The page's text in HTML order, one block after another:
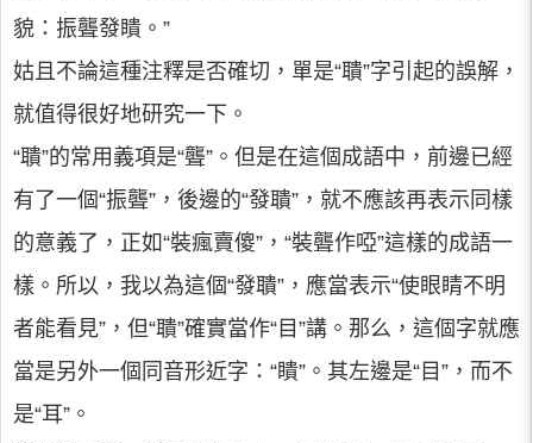
貌：振聾發瞶。”
姑且不論這種注釋是否確切，單是“聵”字引起的誤解，
就值得很好地研究一下。
“聵”的常用義項是“聾”。但是在這個成語中，前邊已經
有了一個“振聾”，後邊的“發聵”，就不應該再表示同樣
的意義了，正如“裝瘋賣傻”，“裝聾作啞”這樣的成語一
樣。所以，我以為這個“發聵”，應當表示“使眼睛不明
者能看見”，但“聵”確實當作“目”講。那么，這個字就應
當是另外一個同音形近字：“瞶”。其左邊是“目”，而不
是“耳”。